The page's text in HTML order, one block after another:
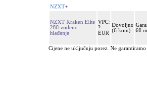
NZXT+
NZXT Kraken Elite
280 vodeno
hlađenje
VPC:
?
EUR
Dovoljno
(6 kom)
60
Cijene ne uključuju porez. Ne